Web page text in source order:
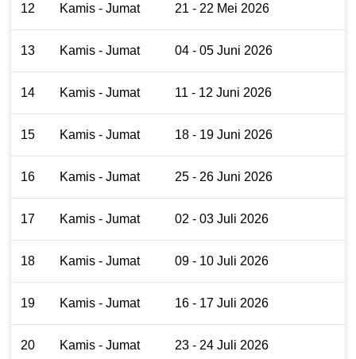
12 Kamis - Jumat 21 - 22 Mei 2026
13 Kamis - Jumat 04 - 05 Juni 2026
14 Kamis - Jumat 11 - 12 Juni 2026
15 Kamis - Jumat 18 - 19 Juni 2026
16 Kamis - Jumat 25 - 26 Juni 2026
17 Kamis - Jumat 02 - 03 Juli 2026
18 Kamis - Jumat 09 - 10 Juli 2026
19 Kamis - Jumat 16 - 17 Juli 2026
20 Kamis - Jumat 23 - 24 Juli 2026